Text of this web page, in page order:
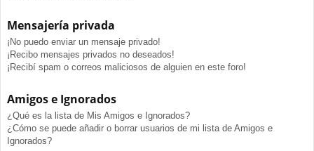
Mensajería privada
¡No puedo enviar un mensaje privado!
¡Recibo mensajes privados no deseados!
¡Recibí spam o correos maliciosos de alguien en este foro!
Amigos e Ignorados
¿Qué es la lista de Mis Amigos e Ignorados?
¿Cómo se puede añadir o borrar usuarios de mi lista de Amigos e
Ignorados?